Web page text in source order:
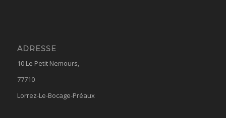
ADRESSE
10 Le Petit Nemours,
77710
Lorrez-Le-Bocage-Préaux